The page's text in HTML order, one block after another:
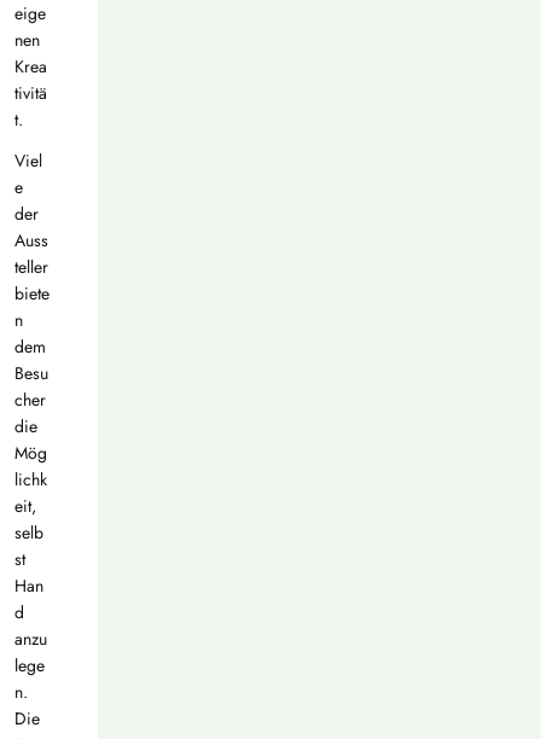
eige
nen
Krea
tivitä
t.
Viel
e
der
Auss
teller
biete
n
dem
Besu
cher
die
Mög
lichk
eit,
selb
st
Han
d
anzu
lege
n.
Die